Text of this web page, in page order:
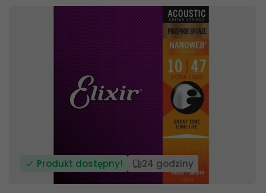
Produkt dostępny! 24 godziny